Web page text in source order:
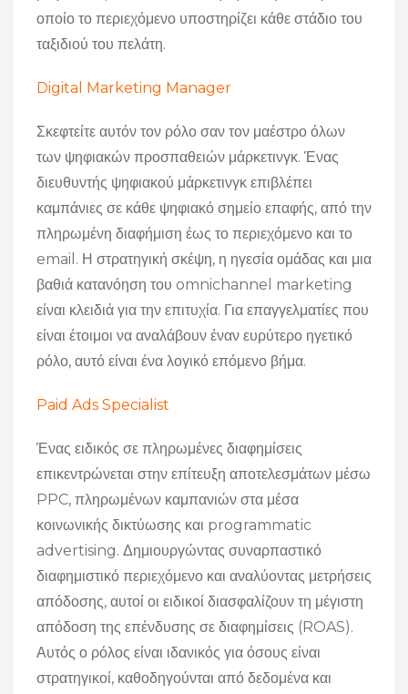
οποίο το περιεχόμενο υποστηρίζει κάθε στάδιο του
ταξιδιού του πελάτη.
Digital Marketing Manager
Σκεφτείτε αυτόν τον ρόλο σαν τον μαέστρο όλων
των ψηφιακών προσπαθειών μάρκετινγκ. Ένας
διευθυντής ψηφιακού μάρκετινγκ επιβλέπει
καμπάνιες σε κάθε ψηφιακό σημείο επαφής, από την
πληρωμένη διαφήμιση έως το περιεχόμενο και το
email. Η στρατηγική σκέψη, η ηγεσία ομάδας και μια
βαθιά κατανόηση του omnichannel marketing
είναι κλειδιά για την επιτυχία. Για επαγγελματίες που
είναι έτοιμοι να αναλάβουν έναν ευρύτερο ηγετικό
ρόλο, αυτό είναι ένα λογικό επόμενο βήμα.
Paid Ads Specialist
Ένας ειδικός σε πληρωμένες διαφημίσεις
επικεντρώνεται στην επίτευξη αποτελεσμάτων μέσω
PPC, πληρωμένων καμπανιών στα μέσα
κοινωνικής δικτύωσης και programmatic
advertising. Δημιουργώντας συναρπαστικό
διαφημιστικό περιεχόμενο και αναλύοντας μετρήσεις
απόδοσης, αυτοί οι ειδικοί διασφαλίζουν τη μέγιστη
απόδοση της επένδυσης σε διαφημίσεις (ROAS).
Αυτός ο ρόλος είναι ιδανικός για όσους είναι
στρατηγικοί, καθοδηγούνται από δεδομένα και